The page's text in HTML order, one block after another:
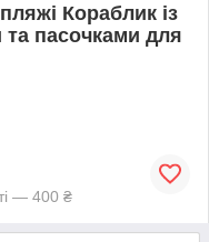
Кораблик із
пасочками для
— 400 ₴